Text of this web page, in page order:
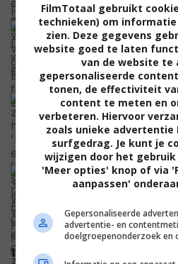
Fans van 'John
Odenkirk
brute nieuwe
NETFLIX
We zagen hem in
'Doctor
Campbell is
CELEBRITY
Dit is de 34-
Pattinson: de
CELEBRITY
10 jaar geleden durfde
FilmTotaal gebruikt
technieken) om
zien. Deze gegevens
website goed te laten
van de website te
gepersonaliseerde
tonen, de effectiviteit
content te meten en
verbeteren. Hiervoor
zoals unieke advertentie
surfgedrag. Je kunt je
wijzigen door het
'Meer opties' knop of via
aanpassen'
Gepersonaliseerde
advertentie- en
doelgroepenonderzoek en